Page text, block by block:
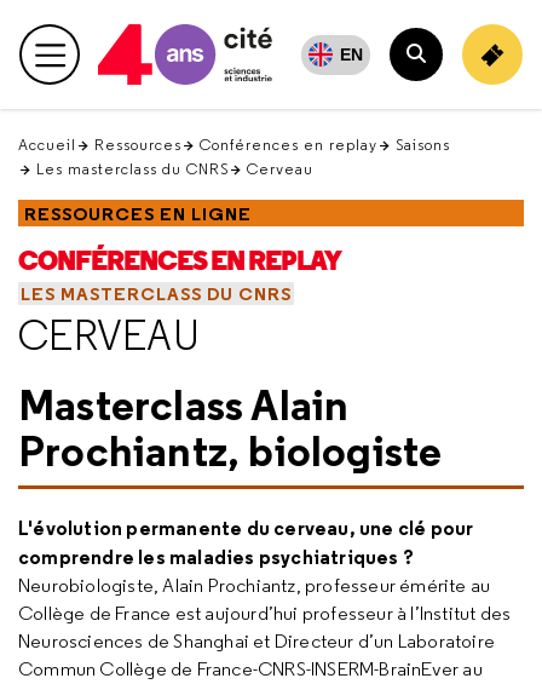
en
haut Menu principal EN
Rechercher
Accueil Ressources Conférences en replay
Saisons
Les masterclass du CNRS
Cerveau
RESSOURCES EN LIGNE
CONFÉRENCES EN REPLAY
LES MASTERCLASS DU CNRS
CERVEAU
Masterclass Alain
Prochiantz, biologiste
L'évolution permanente du cerveau, une clé pour
comprendre les maladies psychiatriques ?
Neurobiologiste, Alain Prochiantz, professeur émérite au
Collège de France est aujourd’hui professeur à l’Institut des
Neurosciences de Shanghai et Directeur d’un Laboratoire
Commun Collège de France-CNRS-INSERM-BrainEver au